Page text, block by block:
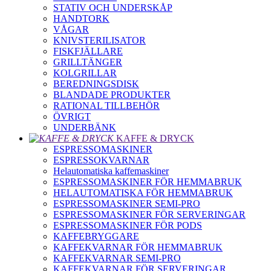
STATIV OCH UNDERSKÅP
HANDTORK
VÅGAR
KNIVSTERILISATOR
FISKFJÄLLARE
GRILLTÄNGER
KOLGRILLAR
BEREDNINGSDISK
BLANDADE PRODUKTER
RATIONAL TILLBEHÖR
ÖVRIGT
UNDERBÄNK
KAFFE & DRYCK
ESPRESSOMASKINER
ESPRESSOKVARNAR
Helautomatiska kaffemaskiner
ESPRESSOMASKINER FÖR HEMMABRUK
HELAUTOMATISKA FÖR HEMMABRUK
ESPRESSOMASKINER SEMI-PRO
ESPRESSOMASKINER FÖR SERVERINGAR
ESPRESSOMASKINER FÖR PODS
KAFFEBRYGGARE
KAFFEKVARNAR FÖR HEMMABRUK
KAFFEKVARNAR SEMI-PRO
KAFFEKVARNAR FÖR SERVERINGAR